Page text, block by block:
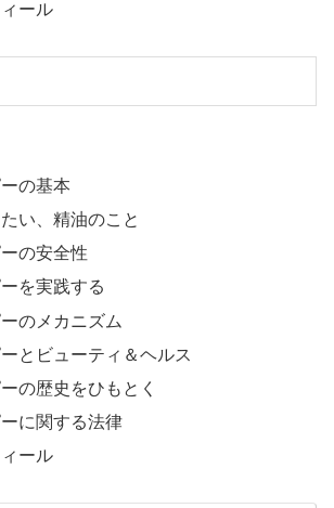
ール
の基本
い、精油のこと
の安全性
を実践する
のメカニズム
とビューティ＆ヘルス
の歴史をひもとく
に関する法律
ール